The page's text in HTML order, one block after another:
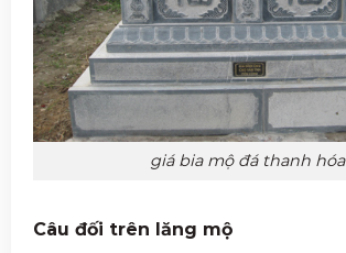
giá bia mộ đá thanh hóa
Câu đối trên lăng mộ